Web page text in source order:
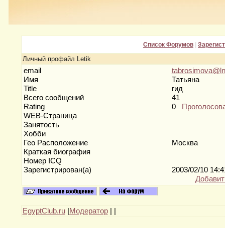
Список Форумов
Личный профайл Letik
email
Имя
Татьяна
Title
гид
Всего сообщений
41
Rating
0
WEB-Страница
Занятость
Хобби
Гео Расположение
Москва
Краткая биография
Номер ICQ
Зарегистрирован(а)
2003/02/10
EgyptClub.ru| Модератор|